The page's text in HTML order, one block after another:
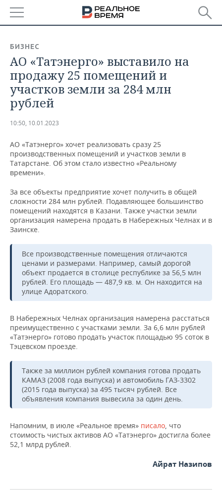
БАШКОРТОСТАН
ТАТАРСТАН
УДМУРТИЯ
НОВОСТИ
АНАЛИТИКА
НОВОСТИ АНАЛИТИКИ
ДЕКЛАРАЦИИ О ДОХОДАХ
КОРОЛИ ГОСЗАКАЗА ПФО
ВУЗЫ ТАТАРСТАНА
КОМУ ПРИНАДЛЕЖАТ
ТОРГОВЫЕ ЦЕНТРЫ
ТАТАРСТАНА
ЭКОНОМИКА
НОВОСТИ ЭКОНОМИКИ
ФИНАНСЫ
БАНКИ
БЮДЖЕТ
ИНВЕСТИЦИИ
ПРОМЫШЛЕННОСТЬ
НОВОСТИ
ПРОМЫШЛЕННОСТИ
АГРОПРОМ
МАШИНОСТРОЕНИЕ
НЕФТЕХИМИЯ
ОПК
ЭНЕРГЕТИКА
НЕДВИЖИМОСТЬ
НОВОСТИ НЕДВИЖИМОСТИ
АВТО
НОВОСТИ АВТО
БИЗНЕС
НОВОСТИ БИЗНЕСА
ТРАНСПОРТ
УСЛУГИ
ТЕХНОЛОГИИ
МЕДИА
НОВОСТИ МЕРОПРИЯТИЙ
ВЫЕЗДНАЯ РЕДАКЦИЯ
ONLINE-КОНФЕРЕНЦИИ
СПОРТ
НОВОСТИ СПОРТА
ХОККЕЙ
ВОЛЕЙБОЛ
КИБЕРСПОРТ
ФИГУРНОЕ КАТАНИЕ
ВОДНЫЕ ВИДЫ СПОРТА
ОБЩЕСТВО
ВЛАСТЬ
ИСТОРИЯ
КУЛЬТУРА
МЕДИЦИНА
ОБРАЗОВАНИЕ
СЮЖЕТЫ
СПИСОК ПЕРСОН
СПИСОК КОМПАНИЙ
ПОЛНАЯ ВЕРСИЯ
БИЗНЕС
АО «Татэнерго» выставило на
продажу 25 помещений и
участков земли за 284 млн
рублей
10:50, 10.01.2023
АО «Татэнерго» хочет реализовать сразу 25
производственных помещений и участков земли в
Татарстане. Об этом стало известно «Реальному
времени».
За все объекты предприятие хочет получить в общей
сложности 284 млн рублей. Подавляющее большинство
помещений находятся в Казани. Также участки земли
организация намерена продать в Набережных Челнах и в
Заинске.
Все производственные помещения отличаются
ценами и размерами. Например, самый дорогой
объект продается в столице республике за 56,5 млн
рублей. Его площадь — 487,9 кв. м. Он находится на
улице Адоратского.
В Набережных Челнах организация намерена расстаться
преимущественно с участками земли. За 6,6 млн рублей
«Татэнерго» готово продать участок площадью 95 соток в
Тэцевском проезде.
Также за миллион рублей компания готова продать
КАМАЗ (2008 года выпуска) и автомобиль ГАЗ-3302
(2015 года выпуска) за 495 тысяч рублей. Все
объявления компания вывесила за один день.
Напомним, в июле «Реальное время» писало, что
стоимость чистых активов АО «Татэнерго» достигла более
52,1 млрд рублей.
Айрат Назипов